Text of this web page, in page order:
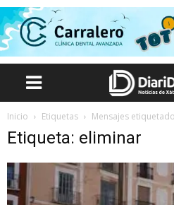
Inicio Etiquetas Mensajes
Etiqueta: eliminar